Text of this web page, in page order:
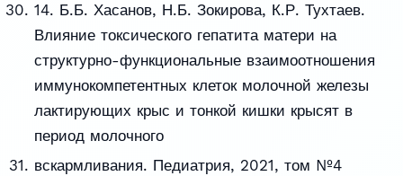
14. Б.Б. Хасанов, Н.Б. Зокирова, К.Р. Тухтаев.
Влияние токсического гепатита матери на
структурно-функциональные взаимоотношения
иммунокомпетентных клеток молочной железы
лактирующих крыс и тонкой кишки крысят в
период молочного
вскармливания. Педиатрия, 2021, том №4